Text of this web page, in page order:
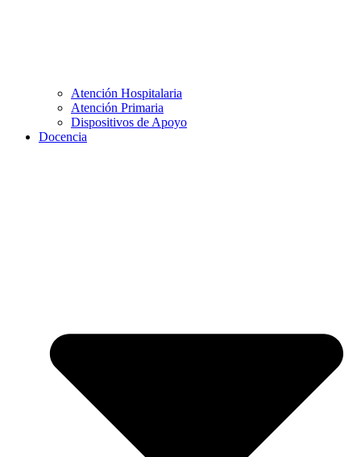
Atención Hospitalaria
Atención Primaria
Dispositivos de Apoyo
Docencia